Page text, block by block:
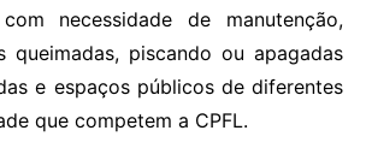
necessidade de manutenção,
queimadas, piscando ou apagadas
e espaços públicos de diferentes
que competem a CPFL.